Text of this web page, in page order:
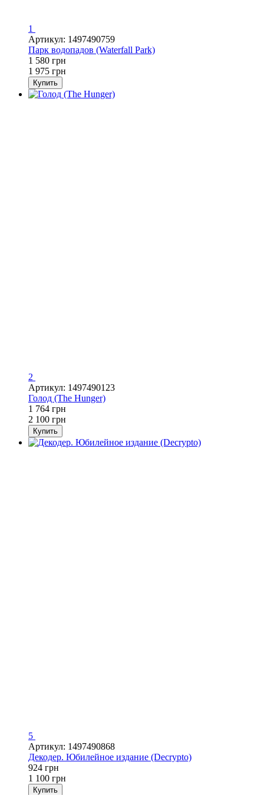
1
Артикул: 1497490759
Парк водопадов (Waterfall Park)
1 580 грн
1 975 грн
Купить
2
Артикул: 1497490123
Голод (The Hunger)
1 764 грн
2 100 грн
Купить
5
Артикул: 1497490868
Декодер. Юбилейное издание (Decrypto)
924 грн
1 100 грн
Купить